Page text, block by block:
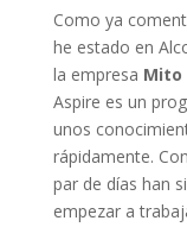
Como ya
he estado en
la empresa Mito
Aspire es un
unos
rápidamente.
par de días han
empezar a